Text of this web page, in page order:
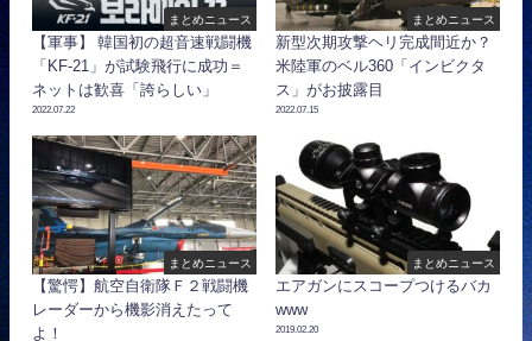
まとめニュース
【軍事】 韓国初の超音速戦闘機
「KF-21」が試験飛行に成功＝
ネットは歓喜「誇らしい」
2022.07.22
まとめニュース
新型次期攻撃ヘリ完成間近か？
米陸軍のベル360「インビクタ
ス」がお披露目
2022.07.15
まとめニュース
【驚愕】航空自衛隊Ｆ２戦闘機
レーダーから機影消えたって
よ！
まとめニュース
エアガンにスコープつけるバカ
www
2019.02.20